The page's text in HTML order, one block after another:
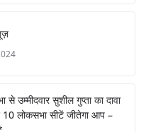
उम्मीदवार सुशील गुप्ता का दावा
10 लोकसभा सीटें जीतेगा आप –